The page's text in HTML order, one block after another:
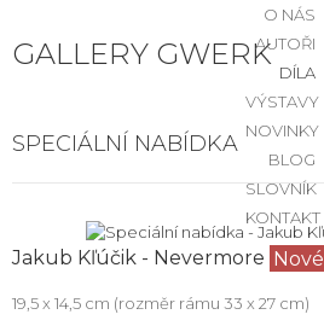
GALLERY GWERK
O NÁS
AUTOŘI
DÍLA
VÝSTAVY
NOVINKY
BLOG
SLOVNÍK
KONTAKT
SPECIÁLNÍ NABÍDKA
Jakub Kľúčik - Nevermore Nové
19,5 x 14,5 cm (rozměr rámu 33 x 27 cm)